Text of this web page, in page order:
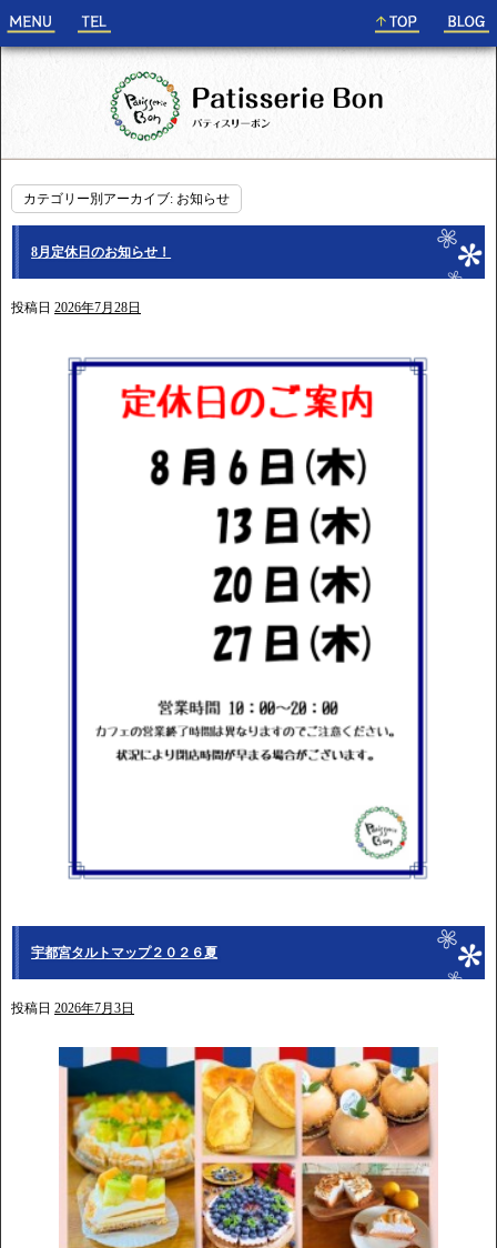
カテゴリー別アーカイブ: お知らせ
8月定休日のお知らせ！
投稿日 2026年7月28日
宇都宮タルトマップ２０２６夏
投稿日 2026年7月3日